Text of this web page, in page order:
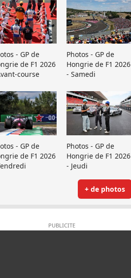
- GP de
de F1 2026
course
Photos - GP de
Hongrie de F1 2026
- Samedi
- GP de
de F1 2026
Photos - GP de
Hongrie de F1 2026
- Jeudi
+ de photos